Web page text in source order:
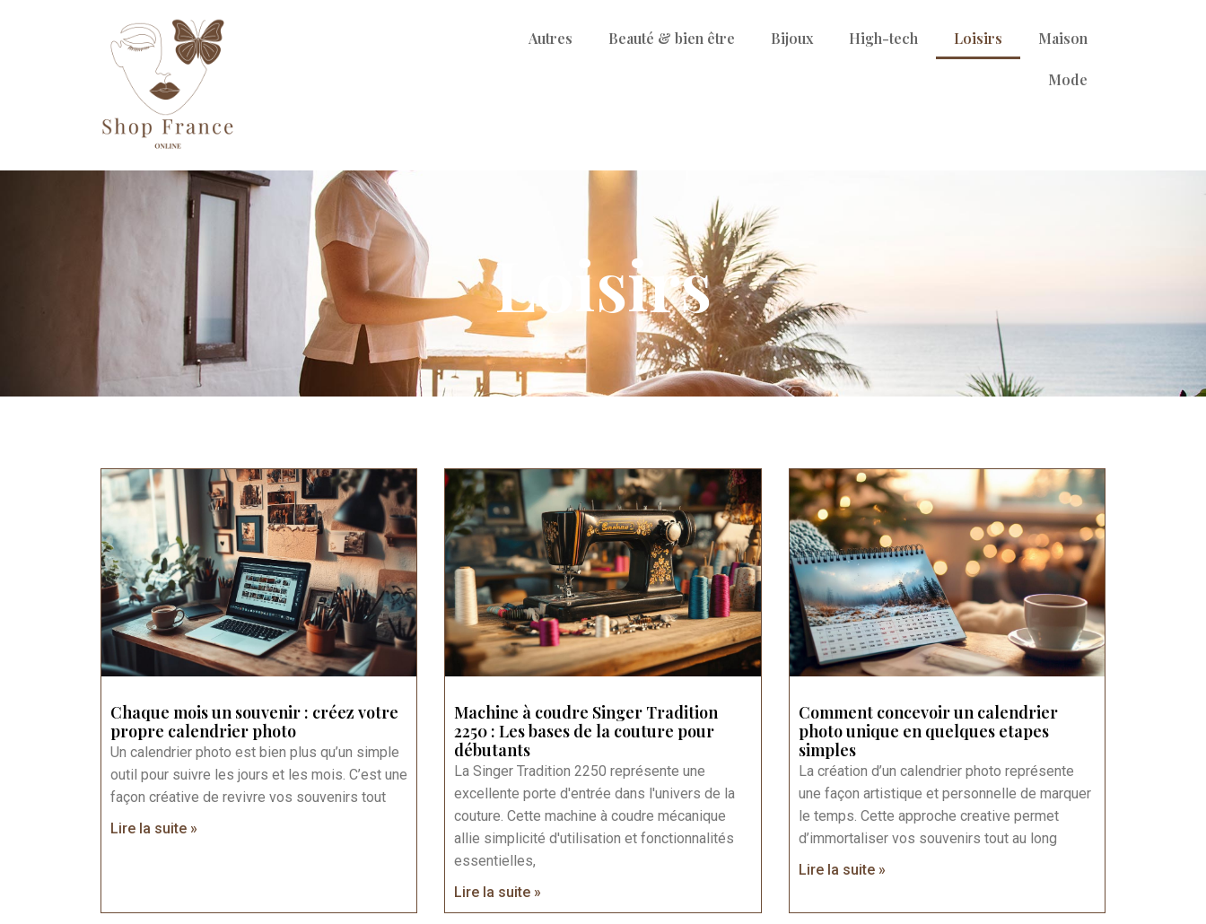
Autres Beauté & bien être Bijoux High-tech Loisirs Maison
Mode
Loisirs
Chaque mois un souvenir : créez votre
propre calendrier photo
Un calendrier photo est bien plus qu’un simple
outil pour suivre les jours et les mois. C’est une
façon créative de revivre vos souvenirs tout
Lire la suite »
Machine à coudre Singer Tradition
2250 : Les bases de la couture pour
débutants
La Singer Tradition 2250 représente une
excellente porte d'entrée dans l'univers de la
couture. Cette machine à coudre mécanique
allie simplicité d'utilisation et fonctionnalités
essentielles,
Lire la suite »
Comment concevoir un calendrier
photo unique en quelques etapes
simples
La création d’un calendrier photo représente
une façon artistique et personnelle de marquer
le temps. Cette approche creative permet
d’immortaliser vos souvenirs tout au long
Lire la suite »